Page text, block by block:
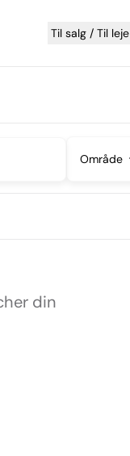
Til salg / Til leje
Område
din